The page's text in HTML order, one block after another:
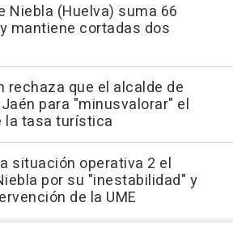
Niebla (Huelva) suma 66
mantiene cortadas dos
rechaza que el alcalde de
para "minusvalorar" el
la tasa turística
situación operativa 2 el
por su "inestabilidad" y
de la UME